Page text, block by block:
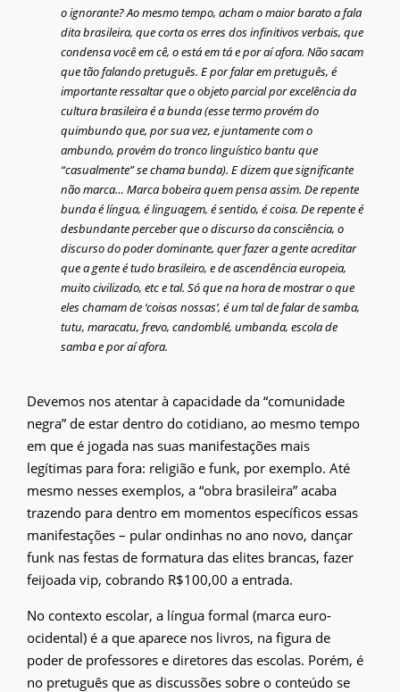
o ignorante? Ao mesmo tempo, acham o maior barato a fala
dita brasileira, que corta os erres dos infinitivos verbais, que
condensa você em cê, o está em tá e por aí afora. Não sacam
que tão falando pretuguês. E por falar em pretuguês, é
importante ressaltar que o objeto parcial por excelência da
cultura brasileira é a bunda (esse termo provém do
quimbundo que, por sua vez, e juntamente com o
ambundo, provém do tronco linguístico bantu que
“casualmente” se chama bunda). E dizem que significante
não marca… Marca bobeira quem pensa assim. De repente
bunda é língua, é linguagem, é sentido, é coisa. De repente é
desbundante perceber que o discurso da consciência, o
discurso do poder dominante, quer fazer a gente acreditar
que a gente é tudo brasileiro, e de ascendência europeia,
muito civilizado, etc e tal. Só que na hora de mostrar o que
eles chamam de ‘coisas nossas’, é um tal de falar de samba,
tutu, maracatu, frevo, candomblé, umbanda, escola de
samba e por aí afora.
Devemos nos atentar à capacidade da “comunidade
negra” de estar dentro do cotidiano, ao mesmo tempo
em que é jogada nas suas manifestações mais
legítimas para fora: religião e funk, por exemplo. Até
mesmo nesses exemplos, a “obra brasileira” acaba
trazendo para dentro em momentos específicos essas
manifestações – pular ondinhas no ano novo, dançar
funk nas festas de formatura das elites brancas, fazer
feijoada vip, cobrando R$100,00 a entrada.
No contexto escolar, a língua formal (marca euro-
ocidental) é a que aparece nos livros, na figura de
poder de professores e diretores das escolas. Porém, é
no pretuguês que as discussões sobre o conteúdo se